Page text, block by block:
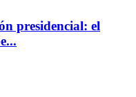
presidencial: el